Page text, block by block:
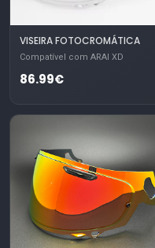
VISEIRA FOTOCROMÁTICA
Compatível com ARAI XD
86.99€